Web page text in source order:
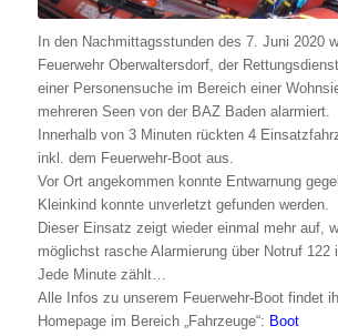
In den Nachmittagsstunden des 7. Juni 2020
Feuerwehr Oberwaltersdorf, der
einer Personensuche im Bereich einer
mehreren Seen von der BAZ Baden alarmiert.
Innerhalb von 3 Minuten rückten 4
inkl. dem Feuerwehr-Boot aus.
Vor Ort angekommen konnte Entwarnung
Kleinkind konnte unverletzt gefunden werden.
Dieser Einsatz zeigt wieder einmal mehr auf,
möglichst rasche Alarmierung über Notruf 122
Jede Minute zählt…
Alle Infos zu unserem Feuerwehr-Boot findet
Homepage im Bereich „Fahrzeuge“: Boot